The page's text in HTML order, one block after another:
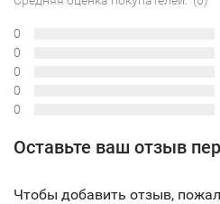
0
0
0
0
0
Оставьте ваш отзыв
Чтобы добавить отзыв,